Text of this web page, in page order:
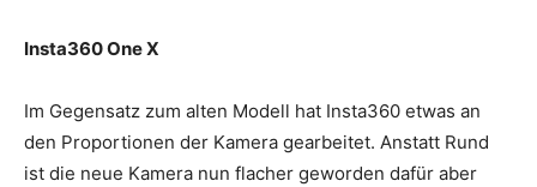
Insta360 One X
Im Gegensatz zum alten Modell hat Insta360 etwas an
den Proportionen der Kamera gearbeitet. Anstatt Rund
ist die neue Kamera nun flacher geworden dafür aber